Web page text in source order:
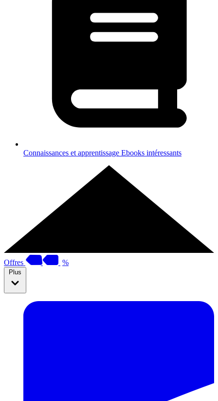
Connaissances et apprentissage Ebooks intéressants
Offres %
Plus